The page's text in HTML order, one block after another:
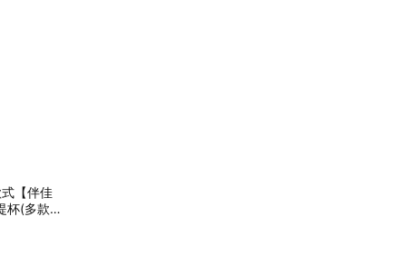
【伴佳
杯(多款多
禮｜閨蜜
換禮物｜